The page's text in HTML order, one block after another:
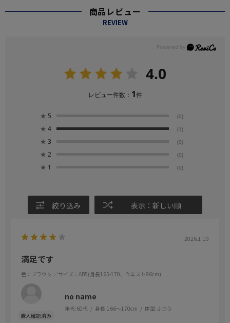
商品レビュー
REVIEW
4.0
レビュー件数： 1件
★ 5 (0)
★ 4 (1)
★ 3 (0)
★ 2 (0)
★ 1 (0)
絞り込み 表示：新しい順
2026.1.19
満足です
色：ブラウン ／サイズ：AB5(身長165-170、ウエスト86cm)
no name
年代:60代 身長:166～170cm 体型:ふつう